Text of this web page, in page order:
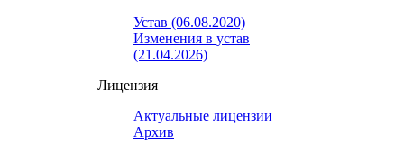
Устав (06.08.2020)
Изменения в устав
(21.04.2026)
Лицензия
Актуальные лицензии
Архив